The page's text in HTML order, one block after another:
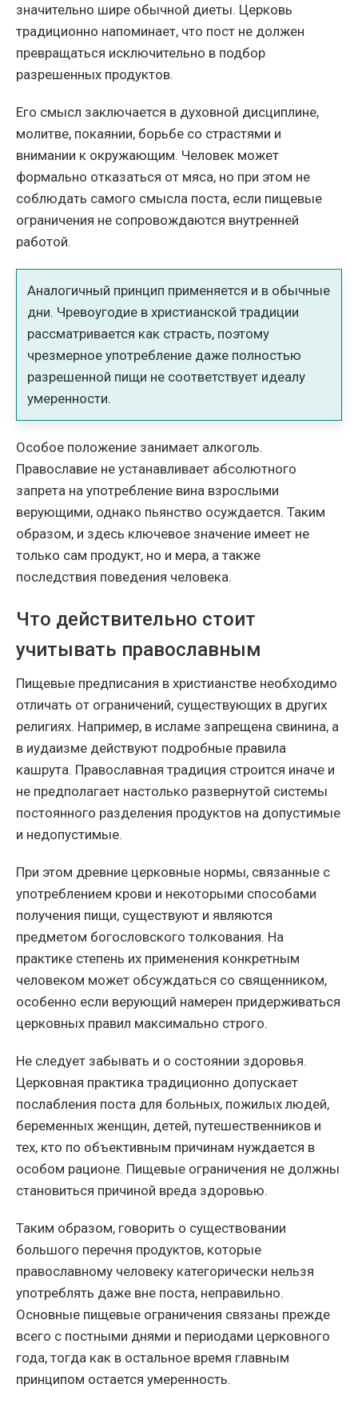
значительно шире обычной диеты. Церковь
традиционно напоминает, что пост не должен
превращаться исключительно в подбор
разрешенных продуктов.
Его смысл заключается в духовной дисциплине,
молитве, покаянии, борьбе со страстями и
внимании к окружающим. Человек может
формально отказаться от мяса, но при этом не
соблюдать самого смысла поста, если пищевые
ограничения не сопровождаются внутренней
работой.
Аналогичный принцип применяется и в обычные
дни. Чревоугодие в христианской традиции
рассматривается как страсть, поэтому
чрезмерное употребление даже полностью
разрешенной пищи не соответствует идеалу
умеренности.
Особое положение занимает алкоголь.
Православие не устанавливает абсолютного
запрета на употребление вина взрослыми
верующими, однако пьянство осуждается. Таким
образом, и здесь ключевое значение имеет не
только сам продукт, но и мера, а также
последствия поведения человека.
Что действительно стоит
учитывать православным
Пищевые предписания в христианстве необходимо
отличать от ограничений, существующих в других
религиях. Например, в исламе запрещена свинина, а
в иудаизме действуют подробные правила
кашрута. Православная традиция строится иначе и
не предполагает настолько развернутой системы
постоянного разделения продуктов на допустимые
и недопустимые.
При этом древние церковные нормы, связанные с
употреблением крови и некоторыми способами
получения пищи, существуют и являются
предметом богословского толкования. На
практике степень их применения конкретным
человеком может обсуждаться со священником,
особенно если верующий намерен придерживаться
церковных правил максимально строго.
Не следует забывать и о состоянии здоровья.
Церковная практика традиционно допускает
послабления поста для больных, пожилых людей,
беременных женщин, детей, путешественников и
тех, кто по объективным причинам нуждается в
особом рационе. Пищевые ограничения не должны
становиться причиной вреда здоровью.
Таким образом, говорить о существовании
большого перечня продуктов, которые
православному человеку категорически нельзя
употреблять даже вне поста, неправильно.
Основные пищевые ограничения связаны прежде
всего с постными днями и периодами церковного
года, тогда как в остальное время главным
принципом остается умеренность.